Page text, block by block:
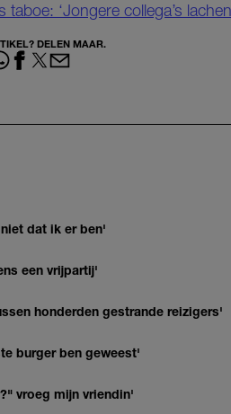
‘Jongere collega’s
DELEN MAAR.
dat ik er ben'
een vrijpartij'
honderden gestrande reizigers'
burger ben geweest'
vroeg mijn vriendin'